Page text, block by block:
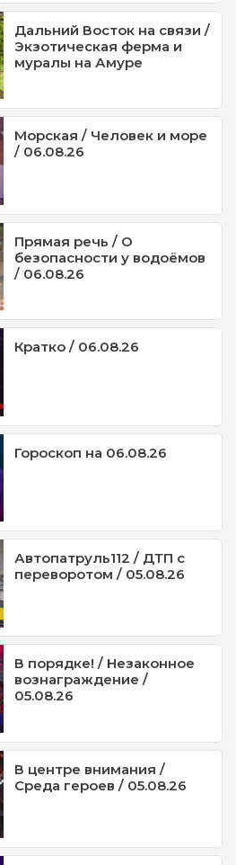
Дальний Восток на связи /
Экзотическая ферма и
муралы на Амуре
Морская / Человек и море
/ 06.08.26
Прямая речь / О
безопасности у водоёмов
/ 06.08.26
Кратко / 06.08.26
Гороскоп на 06.08.26
Автопатруль112 / ДТП с
переворотом / 05.08.26
В порядке! / Незаконное
вознаграждение /
05.08.26
В центре внимания /
Среда героев / 05.08.26